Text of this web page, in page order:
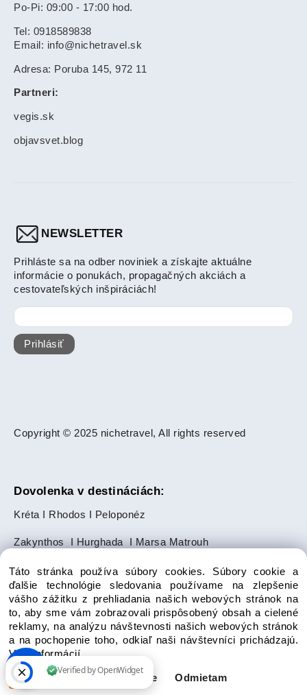
Po-Pi: 09:00 - 17:00 hod.
Tel: 0918589838
Email: info@nichetravel.sk
Adresa: Poruba 145, 972 11
Partneri:
vegis.sk
objavsvet.blog
NEWSLETTER
Prihláste sa na odber noviniek a získajte aktuálne
informácie o ponukách, propagačných akciách a
cestovateľských inšpiráciách!
Prihlásiť
Copyright © 2025 nichetravel, All rights reserved
Dovolenka v destináciách:
Kréta Rhodos Peloponéz
Zakynthos Hurghada Marsa Matrouh
Slnečné pobrežieI Zlaté Piesky
Makarská riviéra Ayia Napa IPaphos
SalalahIPunta Cana
BodrumISideIAlanyaIAvsallar
Táto stránka používa súbory cookies. Súbory cookie a
ďalšie technológie sledovania používame na zlepšenie
vášho zážitku z prehliadania našich webových stránok na
to, aby sme vám zobrazovali prispôsobený obsah a cielené
reklamy, na analýzu návštevnosti našich webových stránok
a na pochopenie toho, odkiaľ naši návštevníci prichádzajú.
Viac informácií
Súhlasím Nastavenie Odmietam